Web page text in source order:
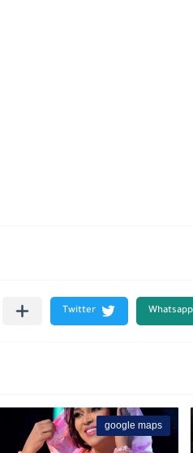
google maps